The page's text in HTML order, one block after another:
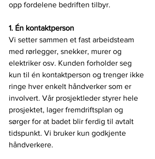
opp fordelene bedriften tilbyr.
1. Én kontaktperson
Vi setter sammen et fast arbeidsteam
med rørlegger, snekker, murer og
elektriker osv. Kunden forholder seg
kun til én kontaktperson og trenger ikke
ringe hver enkelt håndverker som er
involvert. Vår prosjektleder styrer hele
prosjektet, lager fremdriftsplan og
sørger for at badet blir ferdig til avtalt
tidspunkt. Vi bruker kun godkjente
håndverkere.